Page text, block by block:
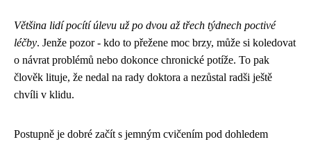
Většina lidí pocítí úlevu už po dvou až třech týdnech poctivé
léčby. Jenže pozor - kdo to přežene moc brzy, může si koledovat
o návrat problémů nebo dokonce chronické potíže. To pak
člověk lituje, že nedal na rady doktora a nezůstal radši ještě
chvíli v klidu.
Postupně je dobré začít s jemným cvičením pod dohledem